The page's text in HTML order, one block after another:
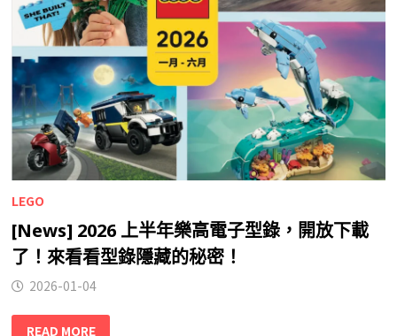
LEGO
[News] 2026 上半年樂高電子型錄，開放下載
了！來看看型錄隱藏的秘密！
2026-01-04
READ MORE